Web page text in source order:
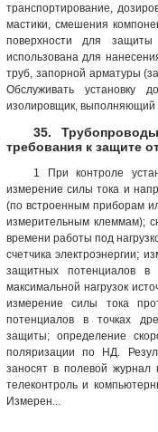
транспортирование,
мастики, смешения
поверхности для
использована для
труб, запорной арматуры
Обслуживать установку
изолировщик, выполняющий
35.
требования к защите
1 При контроле
измерение силы тока и
(по встроенным приборам
измерительным клеммам);
времени работы под
счетчика электроэнергии;
защитных потенциалов
максимальной нагрузок
измерение силы тока
потенциалов в точках
защиты; определение
поляризации по НД.
заносят в полевой журнал
телеконтроль и
Измерен...